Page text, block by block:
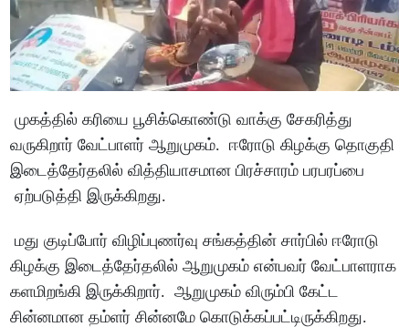
முகத்தில் கரியை பூசிக்கொண்டு வாக்கு சேகரித்து
வருகிறார் வேட்பாளர் ஆறுமுகம். ஈரோடு கிழக்கு தொகுதி
இடைத்தேர்தலில் வித்தியாசமான பிரச்சாரம் பரபரப்பை
ஏற்படுத்தி இருக்கிறது.
மது குடிப்போர் விழிப்புணர்வு சங்கத்தின் சார்பில் ஈரோடு
கிழக்கு இடைத்தேர்தலில் ஆறுமுகம் என்பவர் வேட்பாளராக
களமிறங்கி இருக்கிறார். ஆறுமுகம் விரும்பி கேட்ட
சின்னமான தம்ளர் சின்னமே கொடுக்கப்பட்டிருக்கிறது.